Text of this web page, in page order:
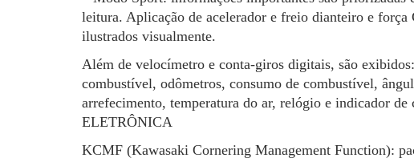
leitura. Aplicação de acelerador e freio dianteiro e
ilustrados visualmente.
Além de velocímetro e conta-giros digitais, são
combustível, odômetros, consumo de combustível,
arrefecimento, temperatura do ar, relógio e indicador de
ELETRÔNICA
KCMF (Kawasaki Cornering Management Function):